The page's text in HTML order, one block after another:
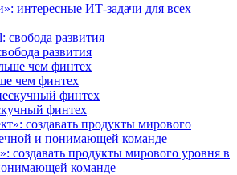
интересные ИТ-задачи для всех
развития
чем финтех
финтех
создавать продукты мирового уровня в
команде